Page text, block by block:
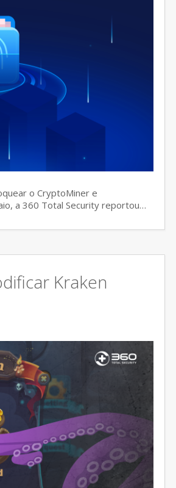
o CryptoMiner e
a 360 Total Security reportou…
Kraken